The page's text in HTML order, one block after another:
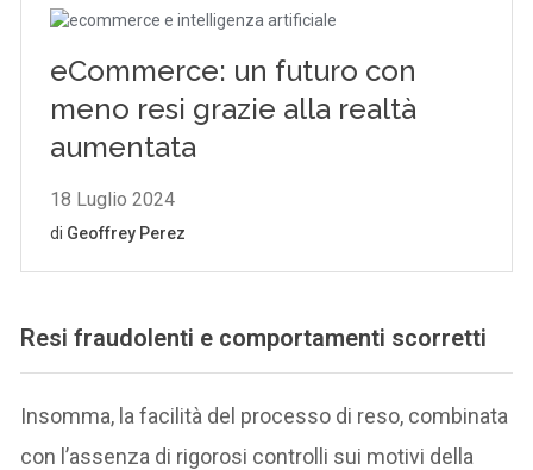
Resi fraudolenti e comportamenti scorretti
Insomma, la facilità del processo di reso, combinata
con l’assenza di rigorosi controlli sui motivi della